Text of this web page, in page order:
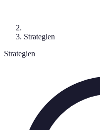
Strategien
Strategien